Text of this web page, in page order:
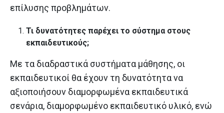
επίλυσης προβλημάτων.
Τι δυνατότητες παρέχει το σύστημα στους
εκπαιδευτικούς;
Με τα διαδραστικά συστήματα μάθησης, οι
εκπαιδευτικοί θα έχουν τη δυνατότητα να
αξιοποιήσουν διαμορφωμένα εκπαιδευτικά
σενάρια, διαμορφωμένο εκπαιδευτικό υλικό, ενώ